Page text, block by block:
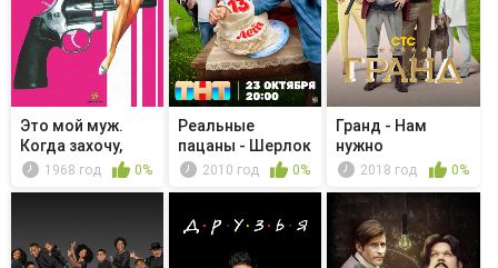
Это мой муж.
Когда захочу,
тогда и убью
1968 год 0%
Реальные
пацаны - Шерлок
Ознобихин и ...
2010 год 0%
Гранд - Нам
нужно
поговорить
2018 год 0%